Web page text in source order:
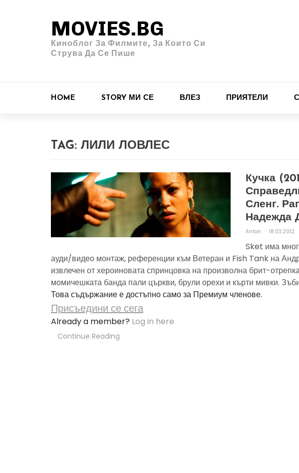
MOVIES.BG
Киноблог За Филмите, За Които Си
Струва Да Се Пише
HOME STORY МИ СЕ ВЛЕЗ ПРИЯТЕЛИ
TAG: ЛИЛИ ЛОВЛЕС
Кучка
Сленг.
Надежда
Anton 18.03.2012
Sket има
ауди/видео монтаж, референции към Ветеран и Fish Tank на
извлечен от хероиновата спринцовка на произволна брит-
момичешката банда пали църкви, брули орехи и кърти мивки.
Това съдържание е достъпно само за Премиум членове.
Присъедини се сега
Already a member? Log in here
Continue Reading